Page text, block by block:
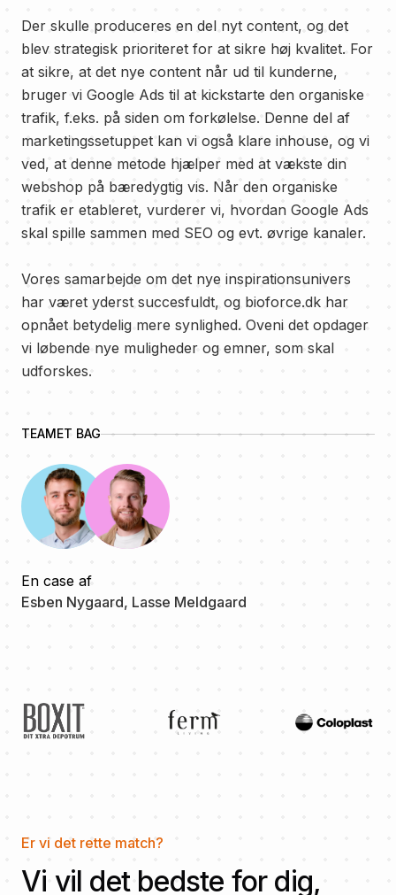
Der skulle produceres en del nyt content, og det
blev strategisk prioriteret for at sikre høj kvalitet. For
at sikre, at det nye content når ud til kunderne,
bruger vi Google Ads til at kickstarte den organiske
trafik, f.eks. på siden om forkølelse. Denne del af
marketingssetuppet kan vi også klare inhouse, og vi
ved, at denne metode hjælper med at vækste din
webshop på bæredygtig vis. Når den organiske
trafik er etableret, vurderer vi, hvordan Google Ads
skal spille sammen med SEO og evt. øvrige kanaler.
Vores samarbejde om det nye inspirationsunivers
har været yderst succesfuldt, og bioforce.dk har
opnået betydelig mere synlighed. Oveni det opdager
vi løbende nye muligheder og emner, som skal
udforskes.
TEAMET BAG
En case af
Esben Nygaard, Lasse Meldgaard
Er vi det rette match?
Vi vil det bedste for dig,